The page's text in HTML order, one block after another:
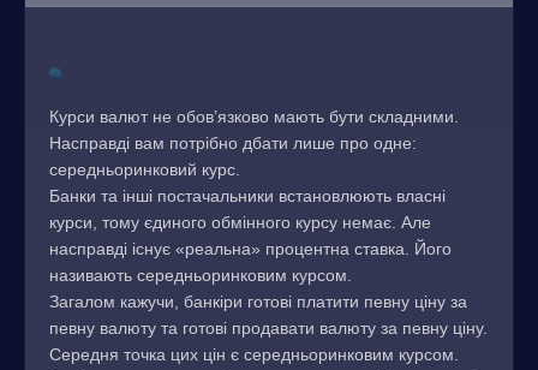
Курси валют не обов’язково мають бути складними.
Насправді вам потрібно дбати лише про одне:
середньоринковий курс.
Банки та інші постачальники встановлюють власні
курси, тому єдиного обмінного курсу немає. Але
насправді існує «реальна» процентна ставка. Його
називають середньоринковим курсом.
Загалом кажучи, банкіри готові платити певну ціну за
певну валюту та готові продавати валюту за певну ціну.
Середня точка цих цін є середньоринковим курсом.